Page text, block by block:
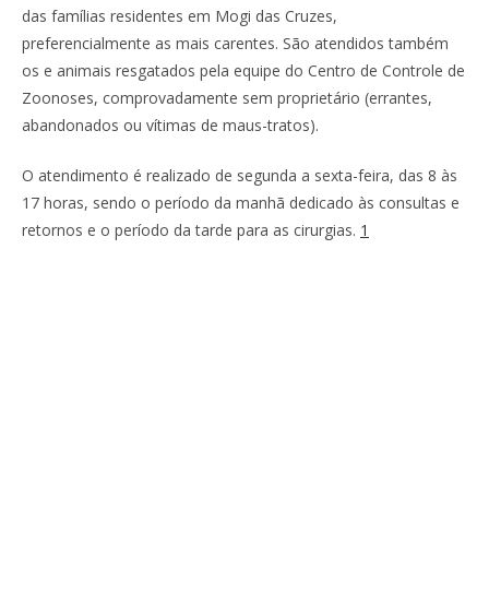
das famílias residentes em Mogi das Cruzes,
preferencialmente as mais carentes. São atendidos também
os e animais resgatados pela equipe do Centro de Controle de
Zoonoses, comprovadamente sem proprietário (errantes,
abandonados ou vítimas de maus-tratos).
O atendimento é realizado de segunda a sexta-feira, das 8 às
17 horas, sendo o período da manhã dedicado às consultas e
retornos e o período da tarde para as cirurgias. 1